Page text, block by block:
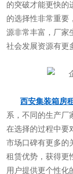
的突破才能更快的
的选择性非常重要
源非常丰富，厂家
社会发展资源有更
西安集装箱房
系，不同的生产厂
在选择的过程中要
市场口碑有更多的
租赁优势，获得更
用户提供更个性化